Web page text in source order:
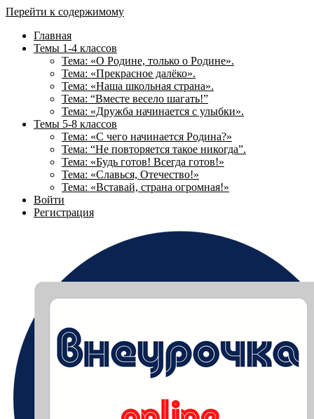
Перейти к содержимому
Главная
Темы 1-4 классов
Тема: «О Родине, только о Родине».
Тема: «Прекрасное далёко».
Тема: «Наша школьная страна».
Тема: “Вместе весело шагать!”
Тема: «Дружба начинается с улыбки».
Темы 5-8 классов
Тема: «С чего начинается Родина?»
Тема: “Не повторяется такое никогда”.
Тема: «Будь готов! Всегда готов!»
Тема: «Славься, Отечество!»
Тема: «Вставай, страна огромная!»
Войти
Регистрация